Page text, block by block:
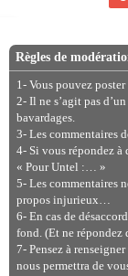
Règles de
1- Vous pouvez
2- Il ne s’agit pas
bavardages.
3- Les commentaires
4- Si vous répondez à
« Pour Untel :… »
5- Les commentaires
propos injurieux…
6- En cas de
fond. (Et ne
7- Pensez à
nous permettra de